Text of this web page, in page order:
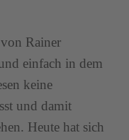
Rainer
einfach in dem
keine
und damit
Heute hat sich